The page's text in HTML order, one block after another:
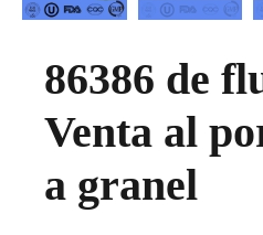
86386 de
Venta al
a granel